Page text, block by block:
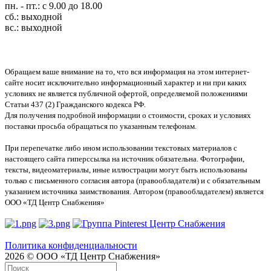
пн. - пт.: с 9.00 до 18.00
сб.: выходной
вс.: выходной
Обращаем ваше внимание на то, что вся информация на этом интернет-
сайте носит исключительно информационный характер и ни при каких
условиях не является публичной офертой, определяемой положениями
Статьи 437 (2) Гражданского кодекса РФ.
Для получения подробной информации о стоимости, сроках и условиях
поставки просьба обращаться по указанным телефонам.
При перепечатке либо ином использовании текстовых материалов с
настоящего сайта гиперссылка на источник обязательна. Фотографии,
тексты, видеоматериалы, иные иллюстрации могут быть использованы
только с письменного согласия автора (правообладателя) и с обязательным
указанием источника заимствования. Автором (правообладателем) является
ООО «ТД Центр Снабжения»
Политика конфиденциальности
2026 © ООО «ТД Центр Снабжения»